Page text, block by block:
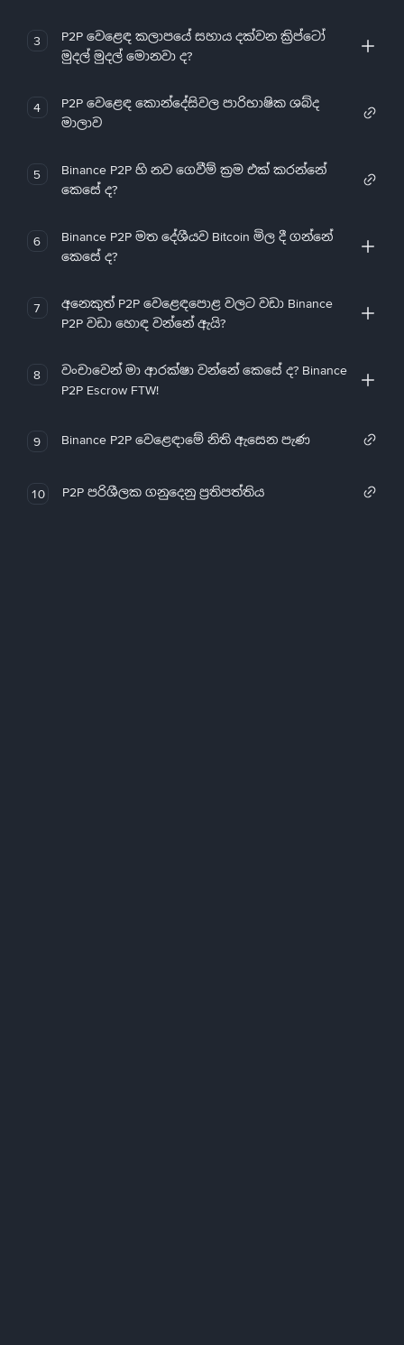
3
P2P වෙළෙඳ කලාපයේ සහාය දක්වන ක්‍රිප්ටෝ
මුදල් මුදල් මොනවා ද?
4
P2P වෙළෙඳ කොන්දේසිවල පාරිභාෂික ශබ්ද
මාලාව
5
Binance P2P හි නව ගෙවීම් ක්‍රම එක් කරන්නේ
කෙසේ ද?
6
Binance P2P මත දේශීයව Bitcoin මිල දී ගන්නේ
කෙසේ ද?
7
අනෙකුත් P2P වෙළෙඳපොළ වලට වඩා Binance
P2P වඩා හොඳ වන්නේ ඇයි?
8
වංචාවෙන් මා ආරක්ෂා වන්නේ කෙසේ ද? Binance
P2P Escrow FTW!
9 Binance P2P වෙළෙඳාමේ නිති ඇසෙන පැණ
10 P2P පරිශීලක ගනුදෙනු ප්‍රතිපත්තිය